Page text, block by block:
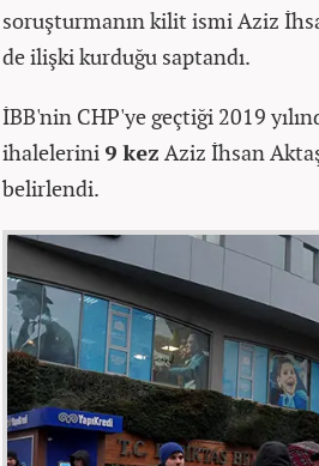
soruşturmanın kilit ismi Aziz
de ilişki kurduğu saptandı.
İBB'nin CHP'ye geçtiği 2019
ihalelerini 9 kez Aziz İhsan
belirlendi.